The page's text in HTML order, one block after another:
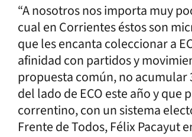
“A nosotros nos importa muy
cual en Corrientes éstos son
que les encanta coleccionar a
afinidad con partidos y
propuesta común, no acumular
del lado de ECO este año y
correntino, con un sistema
Frente de Todos, Félix Pacayut